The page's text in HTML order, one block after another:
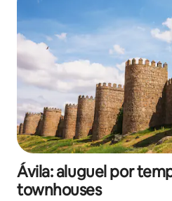
Ávila: aluguel por
townhouses